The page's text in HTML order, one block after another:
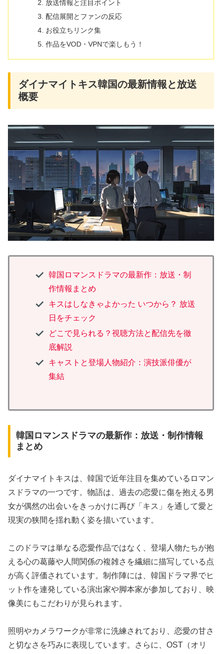
放送情報と注目ポイント
配信展開とファンの反応
お役立ちリンク集
作品をVOD・VPNで楽しもう！
ダイナマイトキス韓国の最新情報と放送
概要
韓国ロマンスドラマの最新作：放送・制
作情報まとめ
キスはしなきゃよかった いつから？ 放送
日をチェック
どこで見られる？視聴方法と配信先を徹
底解説
キャストと登場人物紹介：演技派俳優が
集結
韓国ロマンスドラマの最新作：放送・制作情報
まとめ
ダイナマイトキスは、韓国で近年注目を集めているロマン
スドラマの一つです。物語は、過去の恋愛に傷を抱える男
女が偶然の出会いをきっかけに再び「キス」を通して愛と
現実の狭間を揺れ動く姿を描いています。
このドラマは単なる恋愛作品ではなく、登場人物たちが抱
える心の葛藤や人間関係の複雑さを繊細に描写している点
が高く評価されています。制作陣には、韓国ドラマ界でヒ
ット作を連発している演出家や脚本家が参加しており、映
像美にもこだわりが見られます。
照明やカメラワークが非常に洗練されており、恋愛の甘さ
と切なさを巧みに表現しています。さらに、OST（オリ